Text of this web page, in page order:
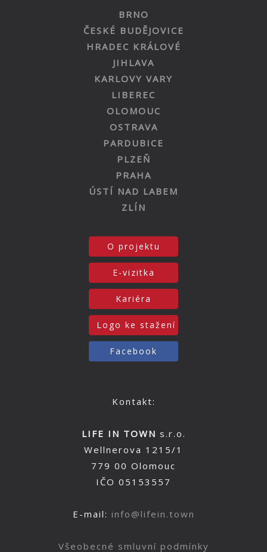
BRNO
ČESKÉ BUDĚJOVICE
HRADEC KRÁLOVÉ
JIHLAVA
KARLOVY VARY
LIBEREC
OLOMOUC
OSTRAVA
PARDUBICE
PLZEŇ
PRAHA
ÚSTÍ NAD LABEM
ZLÍN
O projektu
E-vizitka
Kariéra
Logo ke stažení
Facebook
Kontakt:
LIFE IN TOWN s.r.o.
Wellnerova 1215/1
779 00 Olomouc
IČO 05153557
E-mail: info@lifein.town
Všeobecné smluvní podmínky